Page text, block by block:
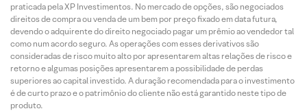
praticada pela XP Investimentos. No mercado de opções, são negociados
direitos de compra ou venda de um bem por preço fixado em data futura,
devendo o adquirente do direito negociado pagar um prêmio ao vendedor tal
como num acordo seguro. As operações com esses derivativos são
consideradas de risco muito alto por apresentarem altas relações de risco e
retorno e algumas posições apresentarem a possibilidade de perdas
superiores ao capital investido. A duração recomendada para o investimento
é de curto prazo e o patrimônio do cliente não está garantido neste tipo de
produto.